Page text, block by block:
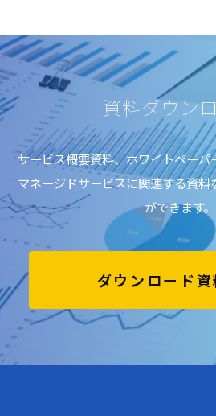
資料ダウン
サービス概要資料、ホワイトペーパ
マネージドサービスに関連する資
ができます。
ダウンロード